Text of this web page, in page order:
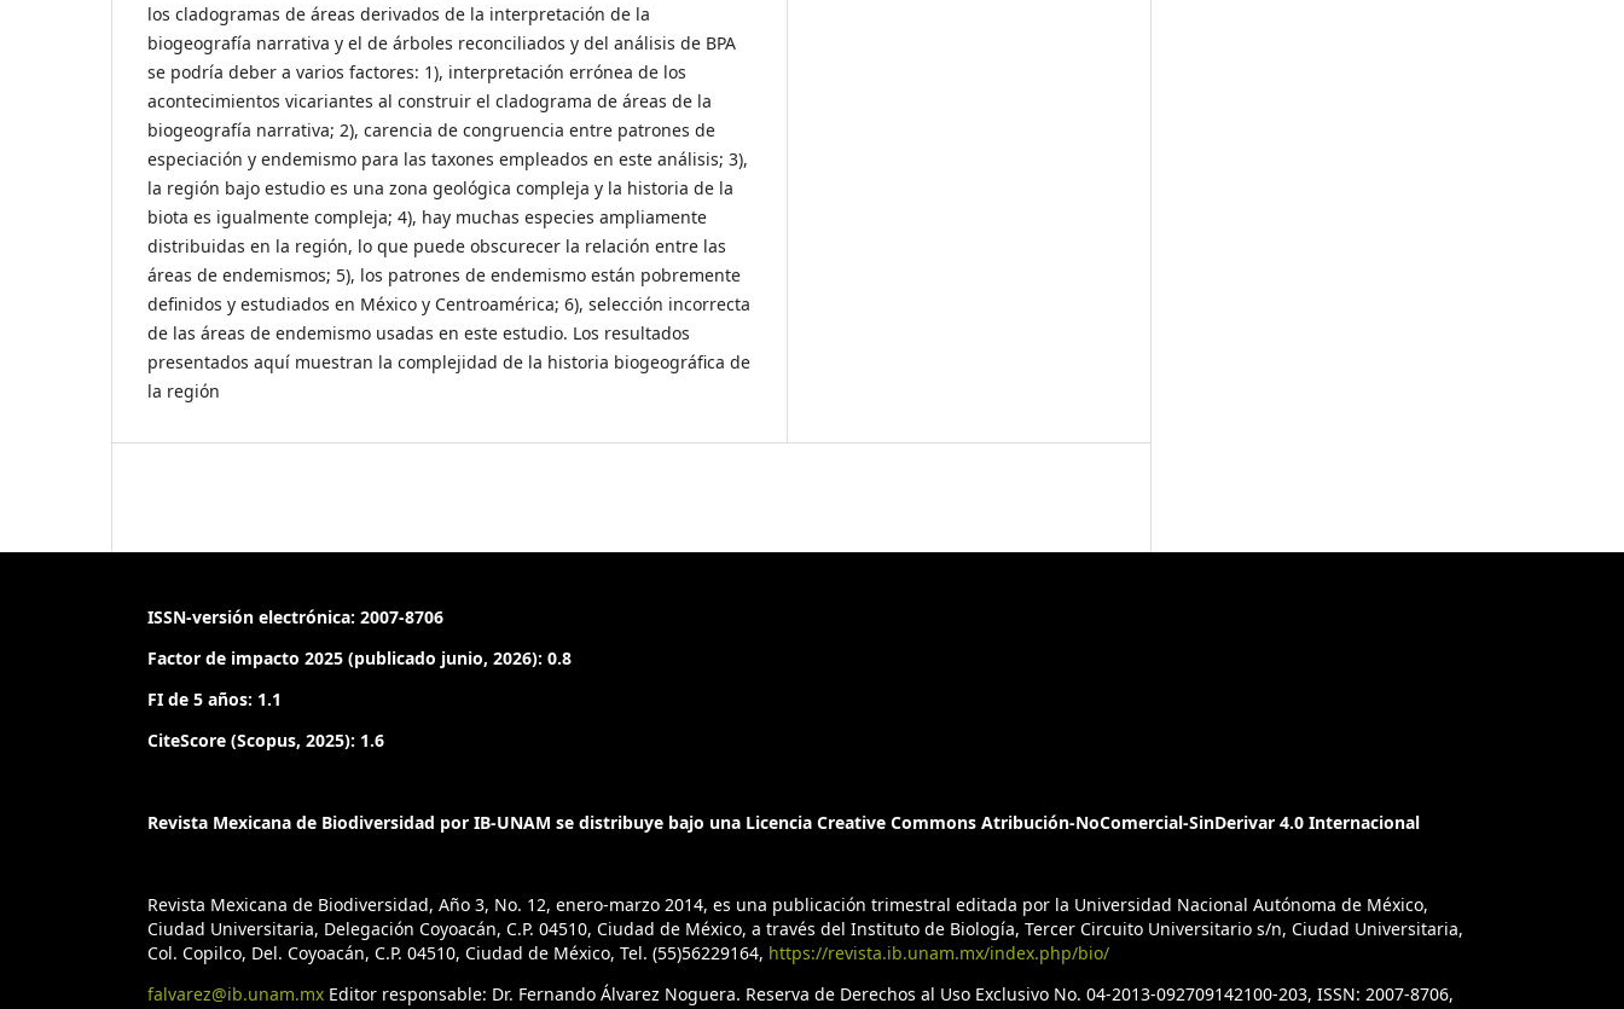
los cladogramas de áreas derivados de la interpretación de la
biogeografía narrativa y el de árboles reconciliados y del análisis de BPA
se podría deber a varios factores: 1), interpretación errónea de los
acontecimientos vicariantes al construir el cladograma de áreas de la
biogeografía narrativa; 2), carencia de congruencia entre patrones de
especiación y endemismo para las taxones empleados en este análisis; 3),
la región bajo estudio es una zona geológica compleja y la historia de la
biota es igualmente compleja; 4), hay muchas especies ampliamente
distribuidas en la región, lo que puede obscurecer la relación entre las
áreas de endemismos; 5), los patrones de endemismo están pobremente
definidos y estudiados en México y Centroamérica; 6), selección incorrecta
de las áreas de endemismo usadas en este estudio. Los resultados
presentados aquí muestran la complejidad de la historia biogeográfica de
la región
ISSN-versión electrónica: 2007-8706
Factor de impacto 2025 (publicado junio, 2026): 0.8
FI de 5 años: 1.1
CiteScore (Scopus, 2025): 1.6
Revista Mexicana de Biodiversidad por IB-UNAM se distribuye bajo una Licencia Creative Commons Atribución-NoComercial-SinDerivar 4.0 Internacional
Revista Mexicana de Biodiversidad, Año 3, No. 12, enero-marzo 2014, es una publicación trimestral editada por la Universidad Nacional Autónoma de México,
Ciudad Universitaria, Delegación Coyoacán, C.P. 04510, Ciudad de México, a través del Instituto de Biología, Tercer Circuito Universitario s/n, Ciudad Universitaria,
Col. Copilco, Del. Coyoacán, C.P. 04510, Ciudad de México, Tel. (55)56229164, https://revista.ib.unam.mx/index.php/bio/
falvarez@ib.unam.mx Editor responsable: Dr. Fernando Álvarez Noguera. Reserva de Derechos al Uso Exclusivo No. 04-2013-092709142100-203, ISSN: 2007-8706,